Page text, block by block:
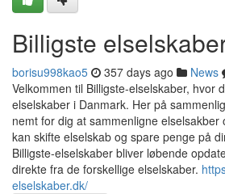
Billigste
borisu998kao5 357 days ago News
Velkommen til Billigste-elselskaber, hvor
elselskaber i Danmark. Her på
nemt for dig at sammenligne elselsakber
kan skifte elselskab og spare penge på
Billigste-elselskaber bliver løbende
direkte fra de forskellige elselskaber.
elselskaber.dk/